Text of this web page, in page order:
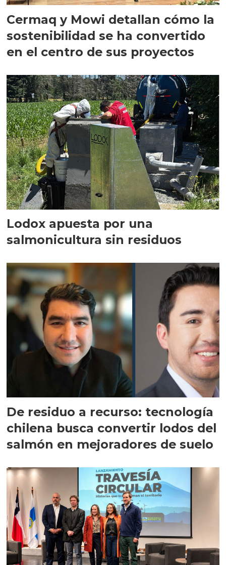
Cermaq y Mowi detallan cómo la
sostenibilidad se ha convertido
en el centro de sus proyectos
Lodox apuesta por una
salmonicultura sin residuos
De residuo a recurso: tecnología
chilena busca convertir lodos del
salmón en mejoradores de suelo